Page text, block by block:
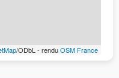
/ODbL - renduOSM France